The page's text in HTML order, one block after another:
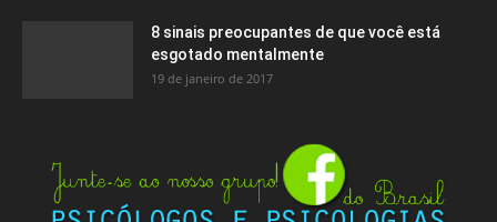
8 sinais preocupantes de que você está
esgotado mentalmente
19 de janeiro de 2017